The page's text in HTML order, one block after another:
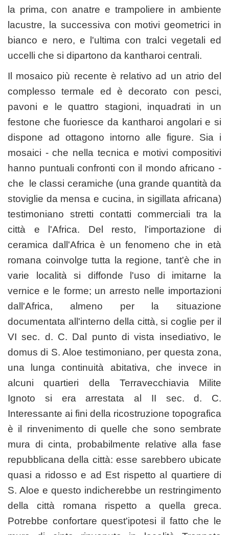
la prima, con anatre e trampoliere in ambiente
lacustre, la successiva con motivi geometrici in
bianco e nero, e l'ultima con tralci vegetali ed
uccelli che si dipartono da kantharoi centrali.
Il mosaico più recente è relativo ad un atrio del
complesso termale ed è decorato con pesci,
pavoni e le quattro stagioni, inquadrati in un
festone che fuoriesce da kantharoi angolari e si
dispone ad ottagono intorno alle figure. Sia i
mosaici - che nella tecnica e motivi compositivi
hanno puntuali confronti con il mondo africano -
che le classi ceramiche (una grande quantità da
stoviglie da mensa e cucina, in sigillata africana)
testimoniano stretti contatti commerciali tra la
città e l'Africa. Del resto, l'importazione di
ceramica dall'Africa è un fenomeno che in età
romana coinvolge tutta la regione, tant'è che in
varie località si diffonde l'uso di imitarne la
vernice e le forme; un arresto nelle importazioni
dall'Africa, almeno per la situazione
documentata all'interno della città, si coglie per il
VI sec. d. C. Dal punto di vista insediativo, le
domus di S. Aloe testimoniano, per questa zona,
una lunga continuità abitativa, che invece in
alcuni quartieri della Terravecchiavia Milite
Ignoto si era arrestata al II sec. d. C.
Interessante ai fini della ricostruzione topografica
è il rinvenimento di quelle che sono sembrate
mura di cinta, probabilmente relative alla fase
repubblicana della città: esse sarebbero ubicate
quasi a ridosso e ad Est rispetto al quartiere di
S. Aloe e questo indicherebbe un restringimento
della città romana rispetto a quella greca.
Potrebbe confortare quest'ipotesi il fatto che le